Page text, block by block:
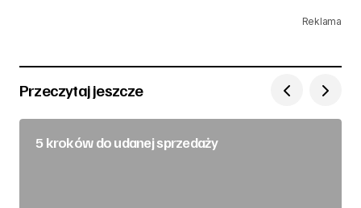
Reklama
Przeczytaj jeszcze
5 kroków do udanej sprzedaży